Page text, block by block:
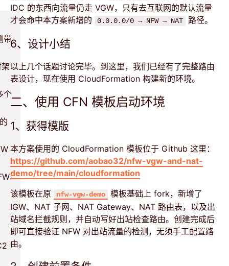
带
个
IDC 的东西向流量仍走 VGW，只有去互联网的默认流量
才会命中本方案新增的
0.0.0.0/0 → NFW → NAT 路径。
6、设计小结
以上几个话题讨论完毕。到这里，我们已经有了完整路由
表设计，现在使用 CloudFormation 构建新的环境。
二、使用 CFN 模板启动环境
1、获得模版
本方案使用的 CloudFormation 模板位于 Github 这里：
https://github.com/aobao32/nfw-vgw-and-nat-
demo/tree/main/cloudformation
该模板在原
nfw-vgw-demo
模板基础上 fork，新增了
IGW、NAT 子网、NAT Gateway、NAT 路由表，以及出
站域名拦截规则，并自动写好出站检查路由。创建完成后
即可直接验证 NFW 对出站流量的检测，无须手工配置路
由。